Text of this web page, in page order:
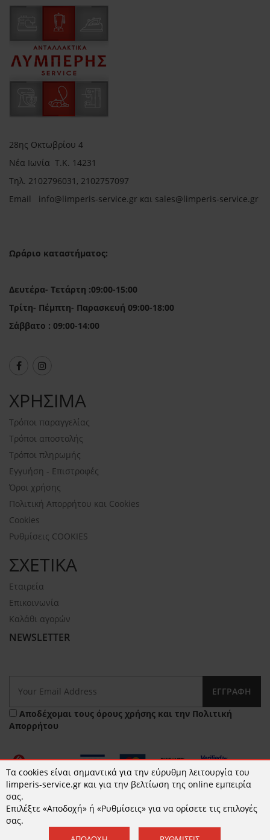
28ης Οκτωβρίου 4
Νέα Ιωνία Τ.Κ. 14231
Τηλ. 2102796031, 2102757097
Email info@limperis-service.gr και sales@limperis-service.gr
Ωράριο καταστήματος:
Δευτέρα- Τετάρτη :09:00-15:00
Τρίτη- Πέμπτη- Παρασκευή 09:00-18:00
Σάββατο : 09:00-14:00
ΧΡΗΣΙΜΑ
Τρόποι παραγγελίας
Τρόποι αποστολής
Τρόποι πληρωμής
Εγγυήση - Επιστροφές
Όροι χρήσης
Πολιτική Απορρήτου και Cookies
Cookies
Ρυθμίσεις COOKIES
ΣΧΕΤΙΚΑ
Εταιρεία
Επικοινωνία
Καλάθι αγορών
NEWSLETTER
ΕΓΓΡΑΦΉ
Αποδέχομαι τους όρους χρήσης και την Πολιτική
Απορρήτου
© 2026 limperis-service.gr | Κατασκευή ιστοσελίδων -
www.qualityweb.gr
Τα cookies είναι σημαντικά για την εύρυθμη λειτουργία του
limperis-service.gr και για την βελτίωση της online εμπειρία
σας.
Επιλέξτε «Αποδοχή» ή «Ρυθμίσεις» για να ορίσετε τις επιλογές
σας.